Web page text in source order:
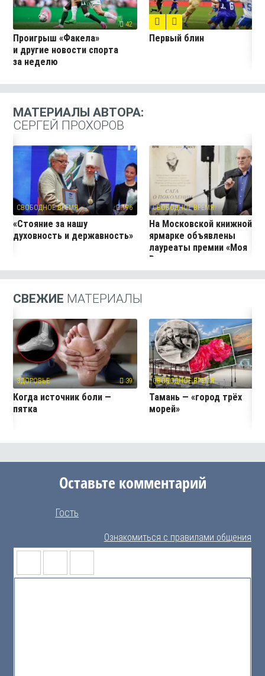
42
Проигрыш «Факела»
и другие новости спорта
за неделю
Первый блин
МАТЕРИАЛЫ АВТОРА:
СЕРГЕЙ ПРОХОРОВ
СВОБОДНОЕ ВРЕМЯ 196
«Стояние за нашу
духовность и державность»
СВОБОДНОЕ ВРЕМЯ
На Московской книжной
ярмарке объявлены
лауреаты премии «Моя
Россия»
СВЕЖИЕ МАТЕРИАЛЫ
ЗДОРОВЬЕ 39
Когда источник боли —
пятка
СВОБОДНОЕ ВРЕМЯ
Тамань — «город трёх
морей»
Оставьте комментарий
Гость
Ознакомиться с правилами общения